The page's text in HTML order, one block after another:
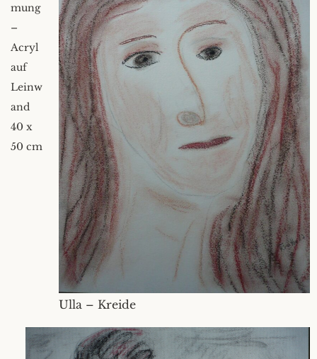
Ulla – Kreide
mung
–
Acryl
auf
Leinw
and
40 x
50 cm